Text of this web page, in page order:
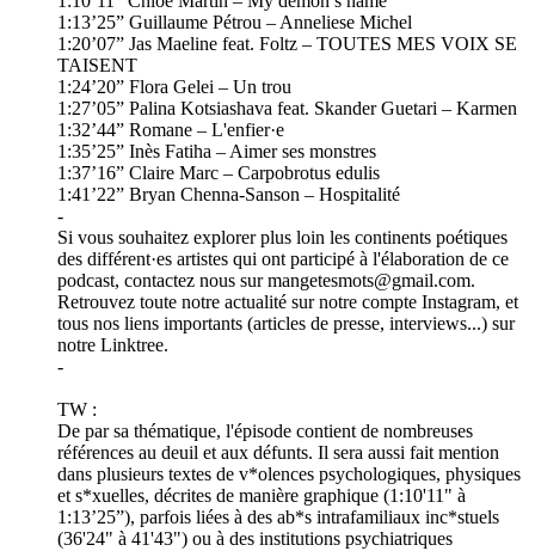
1:13’25” Guillaume Pétrou – Anneliese Michel
1:20’07” Jas Maeline feat. Foltz – TOUTES MES VOIX SE
TAISENT
1:24’20” Flora Gelei – Un trou
1:27’05” Palina Kotsiashava feat. Skander Guetari – Karmen
1:32’44” Romane – L'enfier·e
1:35’25” Inès Fatiha – Aimer ses monstres
1:37’16” Claire Marc – Carpobrotus edulis
1:41’22” Bryan Chenna-Sanson – Hospitalité
-
Si vous souhaitez explorer plus loin les continents poétiques
des différent·es artistes qui ont participé à l'élaboration de ce
podcast, contactez nous sur mangetesmots@gmail.com.
Retrouvez toute notre actualité sur notre compte Instagram, et
tous nos liens importants (articles de presse, interviews...) sur
notre Linktree.
-
TW :
De par sa thématique, l'épisode contient de nombreuses
références au deuil et aux défunts. Il sera aussi fait mention
dans plusieurs textes de v*olences psychologiques, physiques
et s*xuelles, décrites de manière graphique (1:10'11" à
1:13’25”), parfois liées à des ab*s intrafamiliaux inc*stuels
(36'24" à 41'43") ou à des institutions psychiatriques